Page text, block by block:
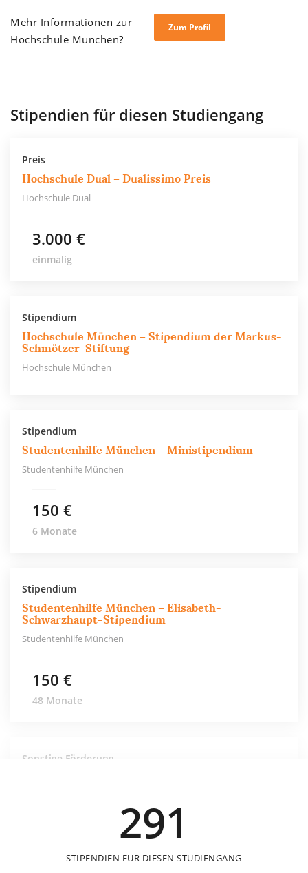
Mehr Informationen zur
Hochschule München?
Zum Profil
Stipendien für diesen Studiengang
Preis
Hochschule Dual – Dualissimo Preis
Hochschule Dual
3.000 €
einmalig
Stipendium
Hochschule München – Stipendium der Markus-
Schmötzer-Stiftung
Hochschule München
Stipendium
Studentenhilfe München – Ministipendium
Studentenhilfe München
150 €
6 Monate
Stipendium
Studentenhilfe München – Elisabeth-
Schwarzhaupt-Stipendium
Studentenhilfe München
150 €
48 Monate
Sonstige Förderung
291
STIPENDIEN FÜR DIESEN STUDIENGANG